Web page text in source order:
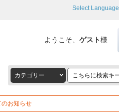
Select Language
ようこそ、 ゲスト様
カテゴリー
のお知らせ